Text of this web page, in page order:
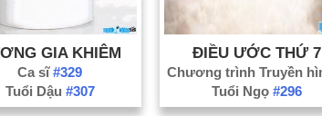
GIA KHIÊM
Ca sĩ#329
Tuổi Dậu #307
ĐIỀU ƯỚC THỨ 7
Tuổi Ngọ #296